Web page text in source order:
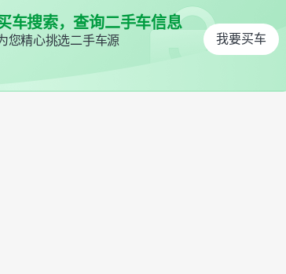
车搜索，查询二手车信息
您精心挑选二手车源 我要买车